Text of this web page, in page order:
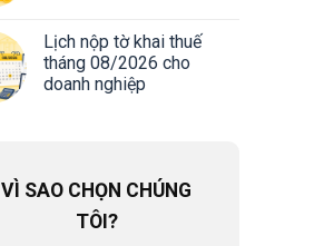
Lịch nộp tờ khai thuế
tháng 08/2026 cho
doanh nghiệp
VÌ SAO CHỌN CHÚNG
TÔI?